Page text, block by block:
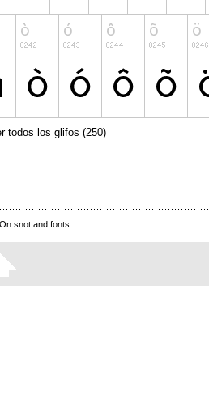
todos los glifos (250)
On snot and fonts